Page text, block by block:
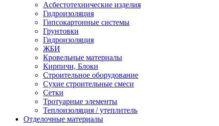
Асбестотехнические изделия
Гидроизоляция
Гипсокартонные системы
Грунтовки
Гидроизоляция
ЖБИ
Кровельные материалы
Кирпичи, Блоки
Строительное оборудование
Сухие строительные смеси
Сетки
Тротуарные элементы
Теплоизоляция / утеплитель
Отделочные материалы